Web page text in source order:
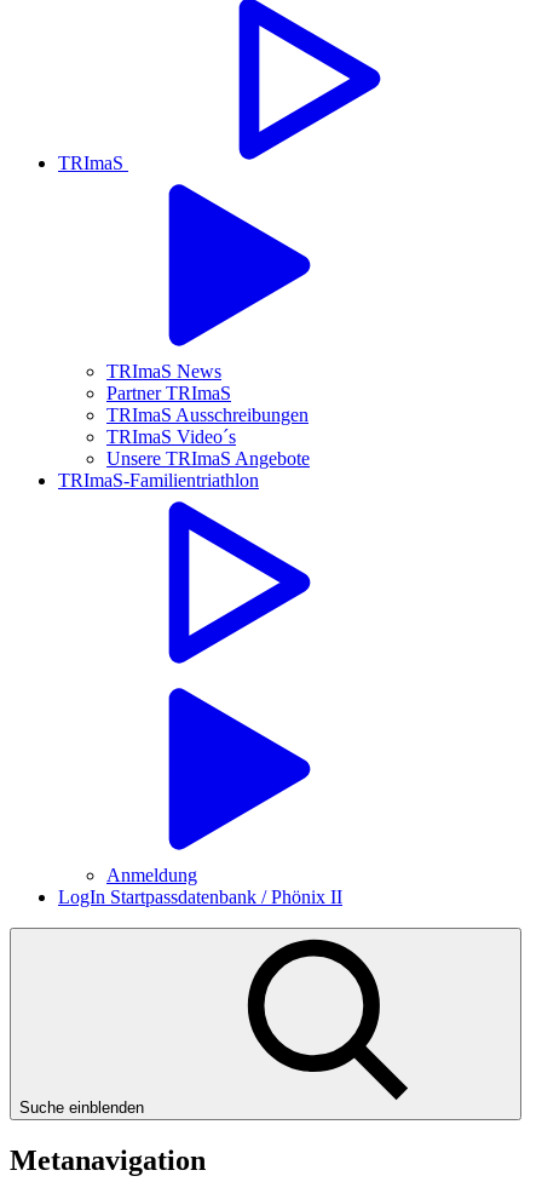
TRImaS
TRImaS News
Partner TRImaS
TRImaS Ausschreibungen
TRImaS Video´s
Unsere TRImaS Angebote
TRImaS-Familientriathlon
Anmeldung
LogIn Startpassdatenbank / Phönix II
Suche einblenden
Metanavigation